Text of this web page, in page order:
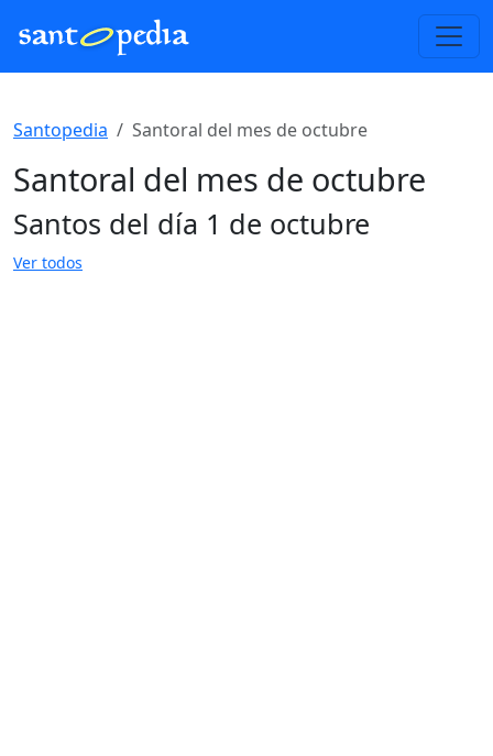
Santopedia Santoral del mes de octubre
Santoral del mes de octubre
Santos del día 1 de octubre
Ver todos